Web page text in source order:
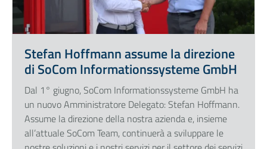
Stefan Hoffmann assume la direzione
di SoCom Informationssysteme GmbH
Dal 1° giugno, SoCom Informationssysteme GmbH ha
un nuovo Amministratore Delegato: Stefan Hoffmann.
Assume la direzione della nostra azienda e, insieme
all’attuale SoCom Team, continuerà a sviluppare le